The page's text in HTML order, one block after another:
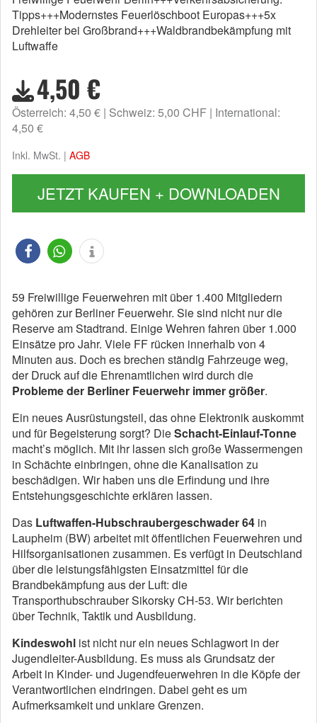
Tipps+++Modernstes Feuerlöschboot Europas+++5x
Drehleiter bei Großbrand+++Waldbrandbekämpfung mit
Luftwaffe
4,50 €
Österreich: 4,50 € Schweiz: 5,00 CHF International:
4,50 €
Inkl. MwSt. | AGB
JETZT KAUFEN + DOWNLOADEN
59 Freiwillige Feuerwehren mit über 1.400 Mitgliedern
gehören zur Berliner Feuerwehr. Sie sind nicht nur die
Reserve am Stadtrand. Einige Wehren fahren über 1.000
Einsätze pro Jahr. Viele FF rücken innerhalb von 4
Minuten aus. Doch es brechen ständig Fahrzeuge weg,
der Druck auf die Ehrenamtlichen wird durch die
Probleme der Berliner Feuerwehr immer größer.
Ein neues Ausrüstungsteil, das ohne Elektronik auskommt
und für Begeisterung sorgt? DieSchacht-Einlauf-Tonne
macht’s möglich. Mit ihr lassen sich große Wassermengen
in Schächte einbringen, ohne die Kanalisation zu
beschädigen. Wir haben uns die Erfindung und ihre
Entstehungsgeschichte erklären lassen.
Das Luftwaffen-Hubschraubergeschwader 64 in
Laupheim (BW) arbeitet mit öffentlichen Feuerwehren und
Hilfsorganisationen zusammen. Es verfügt in Deutschland
über die leistungsfähigsten Einsatzmittel für die
Brandbekämpfung aus der Luft: die
Transporthubschrauber Sikorsky CH-53. Wir berichten
über Technik, Taktik und Ausbildung.
Kindeswohl ist nicht nur ein neues Schlagwort in der
Jugendleiter-Ausbildung. Es muss als Grundsatz der
Arbeit in Kinder- und Jugendfeuerwehren in die Köpfe der
Verantwortlichen eindringen. Dabei geht es um
Aufmerksamkeit und unklare Grenzen.